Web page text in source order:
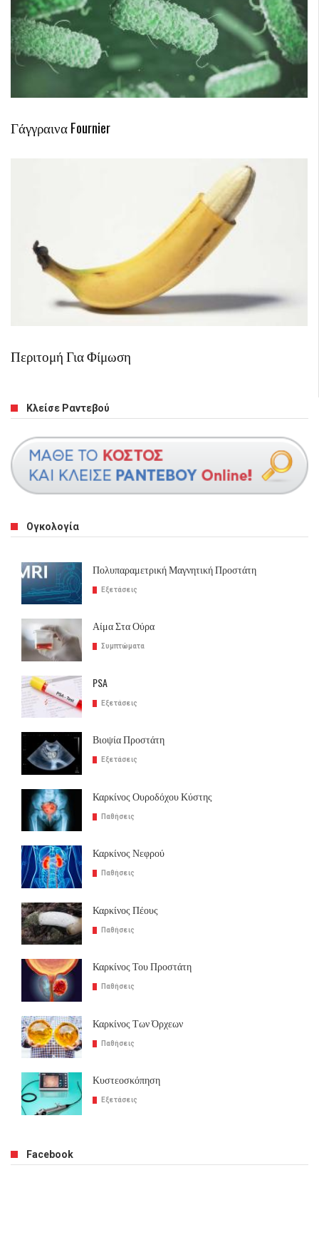
Γάγγραινα Fournier
Περιτομή Για Φίμωση
Κλείσε Ραντεβού
Ογκολογία
Πολυπαραμετρική Μαγνητική Προστάτη
Εξετάσεις
Αίμα Στα Ούρα
Συμπτώματα
PSA
Εξετάσεις
Βιοψία Προστάτη
Εξετάσεις
Καρκίνος Ουροδόχου Κύστης
Παθήσεις
Καρκίνος Νεφρού
Παθήσεις
Καρκίνος Πέους
Παθήσεις
Καρκίνος Του Προστάτη
Παθήσεις
Καρκίνος Των Όρχεων
Παθήσεις
Κυστεοσκόπηση
Εξετάσεις
Facebook